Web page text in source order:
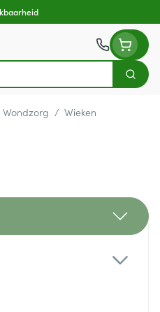
Zoek
Wondzorg / Wieken